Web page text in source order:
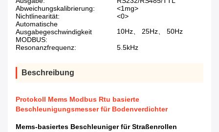
Abweichungskalibrierung:
<1mg>
Nichtlinearität:
<0>
Automatische
Ausgabegeschwindigkeit
MODBUS:
10Hz、 25Hz、 50Hz
Resonanzfrequenz: 5.5kHz
Beschreibung
Protokoll Mems Modbus Rtu basierte
Beschleunigungsmesser für Bodenverdichter
Mems-basiertes Beschleuniger für Straßenrollen